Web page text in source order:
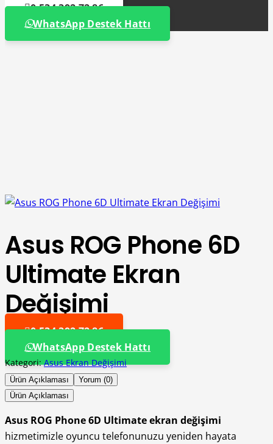
0 534 392 72 86
WhatsApp Destek Hattı
Asus ROG Phone 6D
Ultimate Ekran
Değişimi
0 534 392 72 86
WhatsApp Destek Hattı
Kategori:Asus Ekran Değişimi
Ürün Açıklaması
Yorum (0)
Ürün Açıklaması
Asus ROG Phone 6D Ultimate ekran değişimi
hizmetimizle oyuncu telefonunuzu yeniden hayata